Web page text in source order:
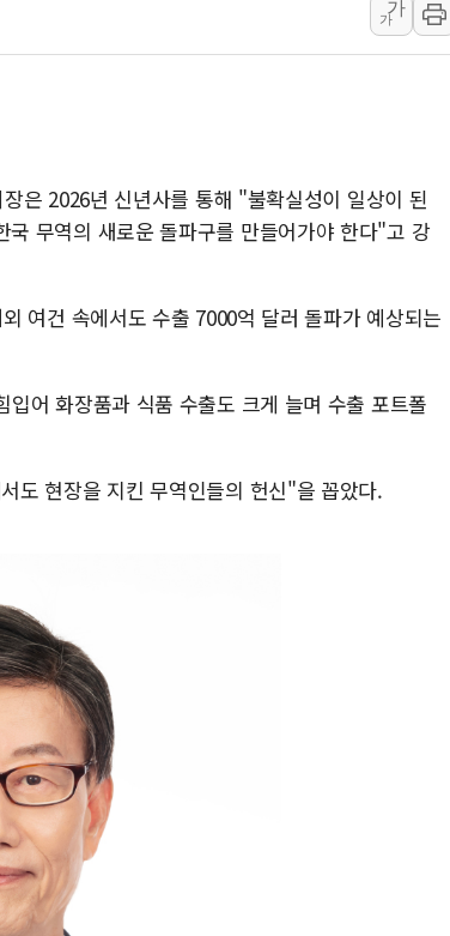
충북 주말 무더
10월 보완수사
한상협, 업계
민주당, 오늘
트럼프, 쿡 연준
가
가
은 2026년 신년사를 통해 "불확실성이 일상이 된
국 무역의 새로운 돌파구를 만들어가야 한다"고 강
여건 속에서도 수출 7000억 달러 돌파가 예상되는
어 화장품과 식품 수출도 크게 늘며 수출 포트폴
도 현장을 지킨 무역인들의 헌신"을 꼽았다.